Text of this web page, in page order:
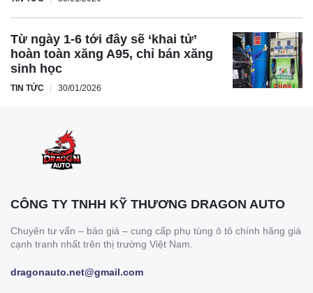
Từ ngày 1-6 tới đây sẽ ‘khai tử’
hoàn toàn xăng A95, chỉ bán xăng
sinh học
TIN TỨC 30/01/2026
CÔNG TY TNHH KỸ THƯƠNG DRAGON AUTO
Chuyên tư vấn – báo giá – cung cấp phụ tùng ô tô chính hãng giá
cạnh tranh nhất trên thị trường Việt Nam.
dragonauto.net@gmail.com